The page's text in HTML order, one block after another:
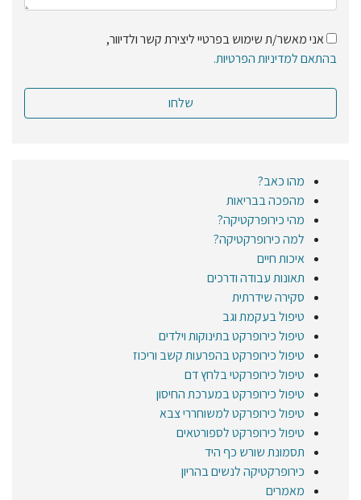
אני מאשר/ת שימוש בפרטיי ליצירת קשר ולדיוור,
בהתאם למדיניות הפרטיות.
מהו כאב?
מהפכה בבריאות
מהי כירופרקטיקה?
למה כירופרקטיקה?
איכות חיים
תאונות עבודה ודרכים
סקירה שידרתית
טיפול בעקמת וגב
טיפול כירופרקט בתינוקות וילדים
טיפול כירופרקט בהפרעות קשב וריכוז
טיפול כירופרקטי בלחץ דם
טיפול כירופרקט במערכת החיסון
טיפול כירופרקט למשוחררי צבא
טיפול כירופרקט לספורטאים
תסמונת שורש כף היד
כירופרקטיקה לנשים בהריון
מאמרים